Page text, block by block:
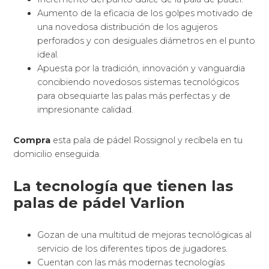
Aumento de la eficacia de los golpes motivado de
una novedosa distribución de los agujeros
perforados y con desiguales diámetros en el punto
ideal.
Apuesta por la tradición, innovación y vanguardia
concibiendo novedosos sistemas tecnológicos
para obsequiarte las palas más perfectas y de
impresionante calidad.
Compra esta pala de pádel Rossignol y recíbela en tu
domicilio enseguida.
La tecnología que tienen las
palas de pádel Varlion
Gozan de una multitud de mejoras tecnológicas al
servicio de los diferentes tipos de jugadores.
Cuentan con las más modernas tecnologías